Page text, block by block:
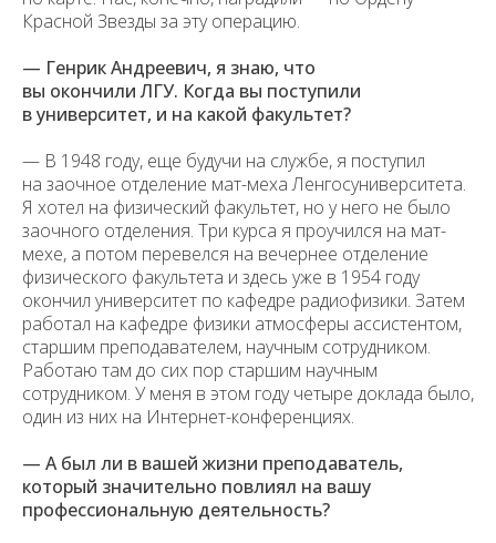
Красной Звезды за эту операцию.
— Генрик Андреевич, я знаю, что
вы окончили ЛГУ. Когда вы поступили
в университет, и на какой факультет?
— В 1948 году, еще будучи на службе, я поступил
на заочное отделение мат-меха Ленгосуниверситета.
Я хотел на физический факультет, но у него не было
заочного отделения. Три курса я проучился на мат-
мехе, а потом перевелся на вечернее отделение
физического факультета и здесь уже в 1954 году
окончил университет по кафедре радиофизики. Затем
работал на кафедре физики атмосферы ассистентом,
старшим преподавателем, научным сотрудником.
Работаю там до сих пор старшим научным
сотрудником. У меня в этом году четыре доклада было,
один из них на Интернет-конференциях.
— А был ли в вашей жизни преподаватель,
который значительно повлиял на вашу
профессиональную деятельность?